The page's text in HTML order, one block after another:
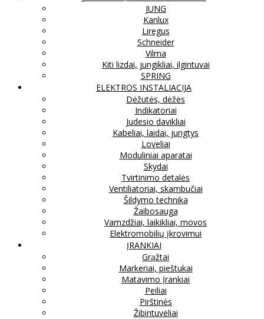
JUNG
Kanlux
Liregus
Schneider
Vilma
Kiti lizdai, jungikliai, ilgintuvai
SPRING
ELEKTROS INSTALIACIJA
Dėžutės, dėžės
Indikatoriai
Judesio davikliai
Kabeliai, laidai, jungtys
Loveliai
Moduliniai aparatai
Skydai
Tvirtinimo detalės
Ventiliatoriai, skambučiai
Šildymo technika
Žaibosauga
Vamzdžiai, laikikliai, movos
Elektromobilių įkrovimui
ĮRANKIAI
Grąžtai
Markeriai, pieštukai
Matavimo Įrankiai
Peiliai
Pirštinės
Žibintuvėliai